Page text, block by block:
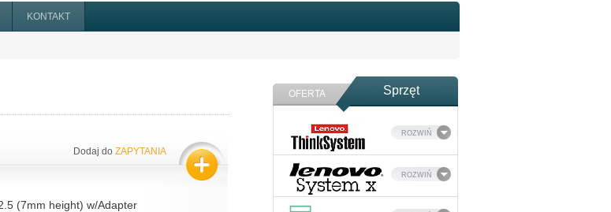
KONTAKT
OFERTA Sprzęt
ROZWIŃ
ROZWIŃ
Dodaj do ZAPYTANIA
(7mm height) w/Adapter